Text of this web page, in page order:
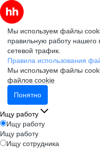
Мы используем файлы
правильную работу нашего
сетевой трафик.
Правила использования
Мы используем файлы
файлов cookie
Понятно
Ищу работу
Ищу работу
Ищу работу
Ищу сотрудника